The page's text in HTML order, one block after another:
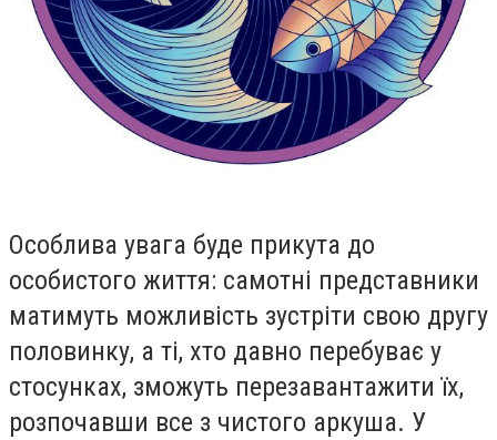
Особлива увага буде прикута до
особистого життя: самотні представники
матимуть можливість зустріти свою другу
половинку, а ті, хто давно перебуває у
стосунках, зможуть перезавантажити їх,
розпочавши все з чистого аркуша. У